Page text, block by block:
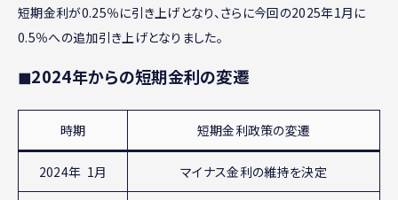
短期金利が0.25％に引き上げとなり、さらに今回の2025年1月に
0.5％への追加引き上げとなりました。
◼︎2024年からの短期金利の変遷
時期 短期金利政策の変遷
2024年 1月 マイナス金利の維持を決定